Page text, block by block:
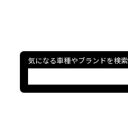
気になる車種やブランドを検索